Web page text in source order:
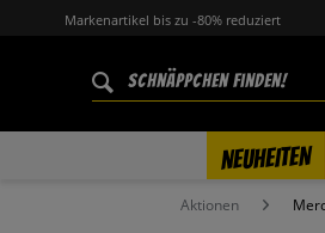
Markenartikel bis zu -80% reduziert
NEUHEITEN
Aktionen